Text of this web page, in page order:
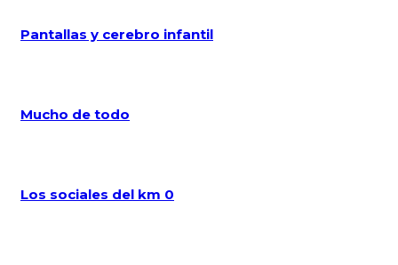
Pantallas y cerebro infantil
Mucho de todo
Los sociales del km 0